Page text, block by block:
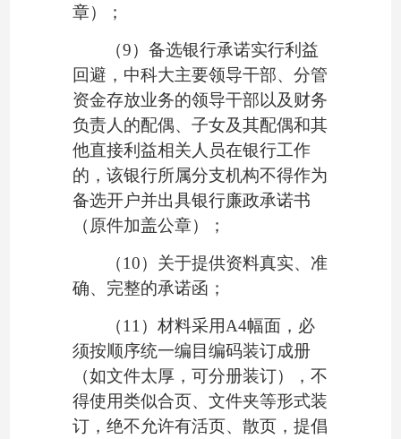
章）；
（9）备选银行承诺实行利益
回避，中科大主要领导干部、分管
资金存放业务的领导干部以及财务
负责人的配偶、子女及其配偶和其
他直接利益相关人员在银行工作
的，该银行所属分支机构不得作为
备选开户并出具银行廉政承诺书
（原件加盖公章）；
（10）关于提供资料真实、准
确、完整的承诺函；
（11 ）材料采用A4幅面，必
须按顺序统一编目编码装订成册
（如文件太厚，可分册装订），不
得使用类似合页、文件夹等形式装
订，绝不允许有活页、散页，提倡